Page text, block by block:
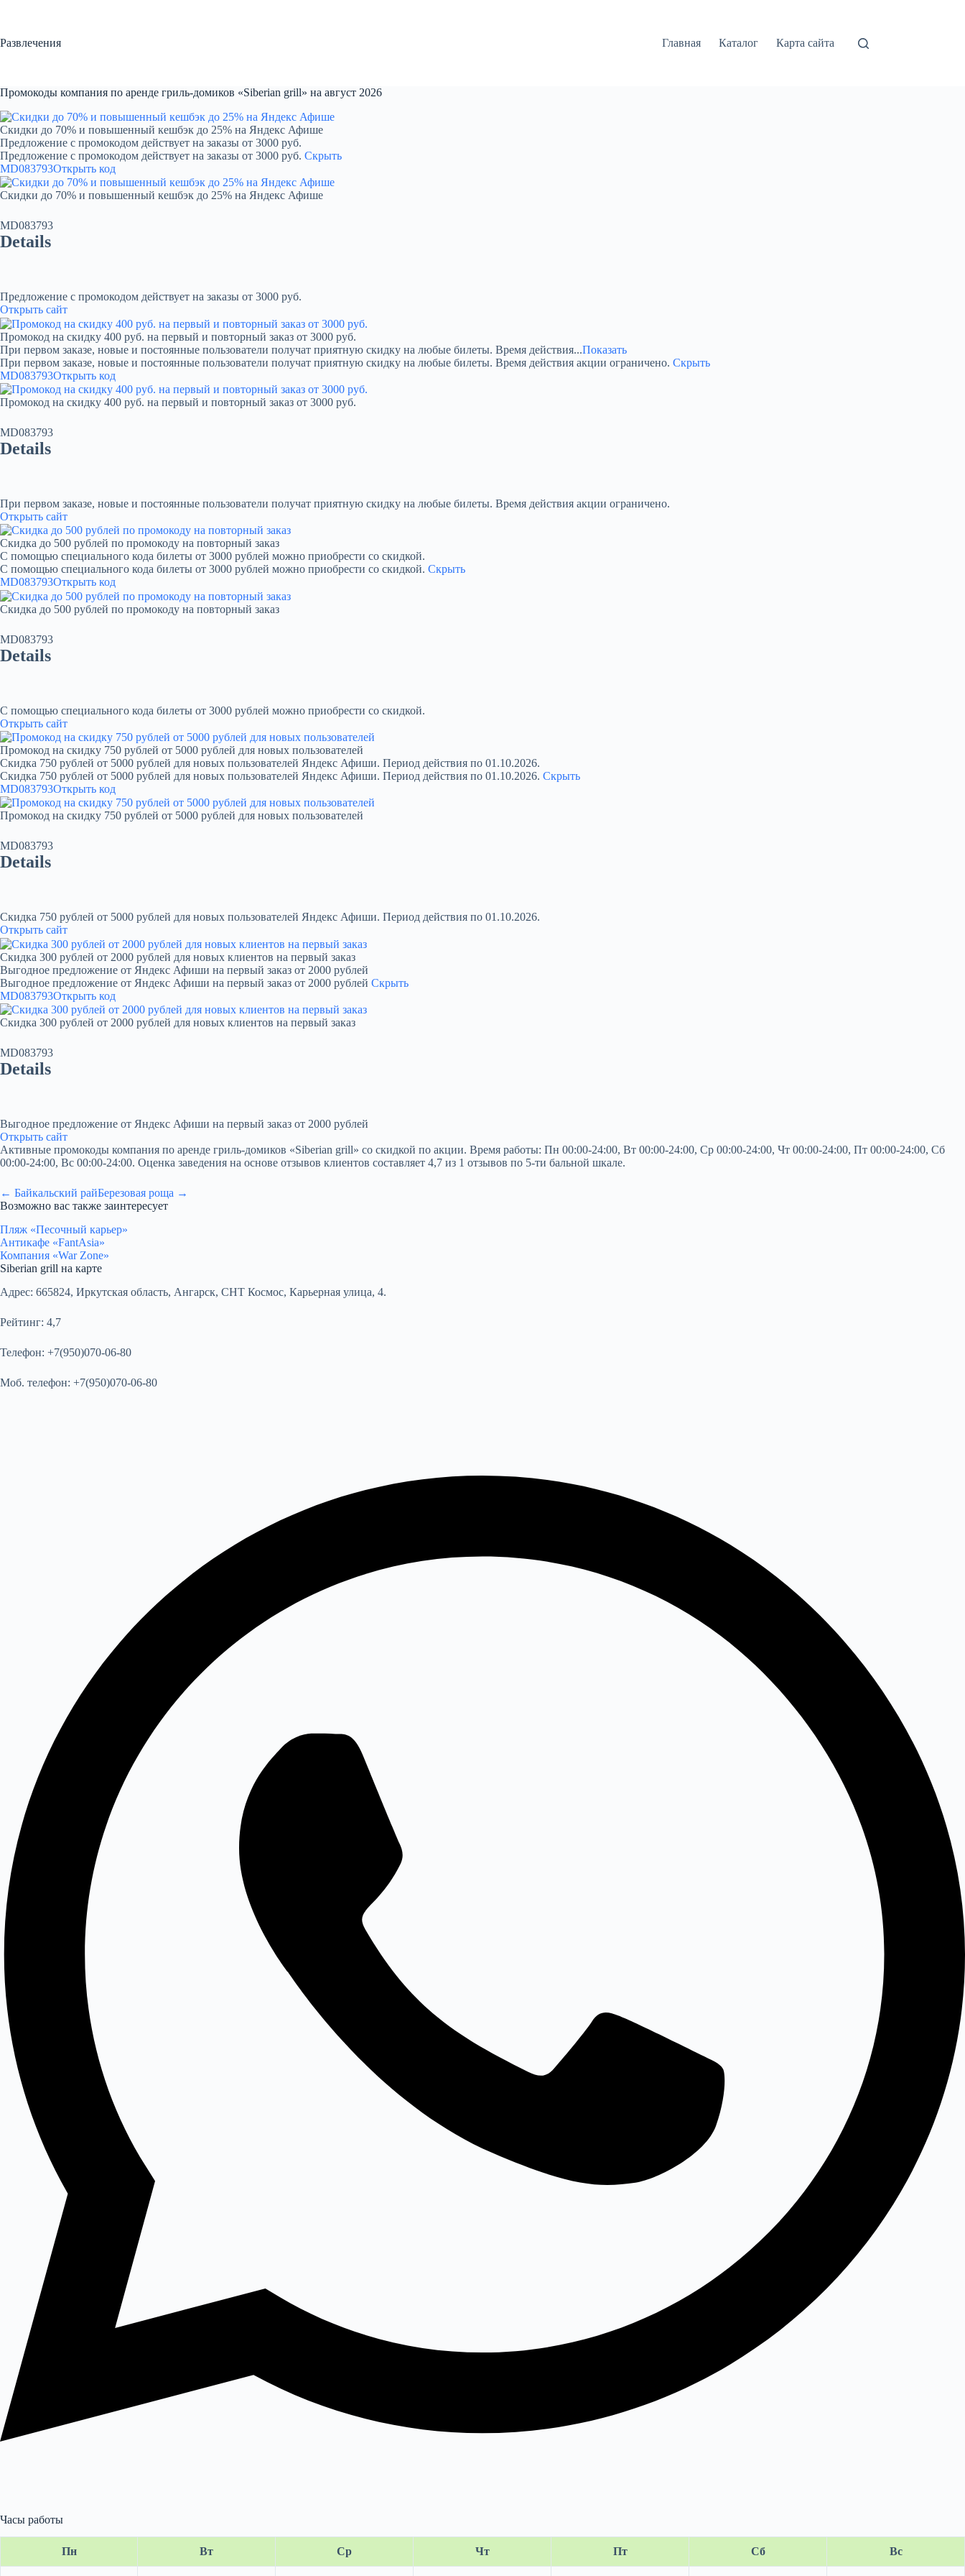
Развлечения
Главная Каталог Карта сайта
Промокоды компания по аренде гриль-домиков «Siberian grill» на август 2026
Скидки до 70% и повышенный кешбэк до 25% на Яндекс Афише
Предложение с промокодом действует на заказы от 3000 руб.
Предложение с промокодом действует на заказы от 3000 руб. Скрыть
MD083793Открыть код
Скидки до 70% и повышенный кешбэк до 25% на Яндекс Афише
MD083793
Details
Предложение с промокодом действует на заказы от 3000 руб.
Открыть сайт
Промокод на скидку 400 руб. на первый и повторный заказ от 3000 руб.
При первом заказе, новые и постоянные пользователи получат приятную скидку на любые билеты. Время действия...Показать
При первом заказе, новые и постоянные пользователи получат приятную скидку на любые билеты. Время действия акции ограничено. Скрыть
MD083793Открыть код
Промокод на скидку 400 руб. на первый и повторный заказ от 3000 руб.
MD083793
Details
При первом заказе, новые и постоянные пользователи получат приятную скидку на любые билеты. Время действия акции ограничено.
Открыть сайт
Скидка до 500 рублей по промокоду на повторный заказ
С помощью специального кода билеты от 3000 рублей можно приобрести со скидкой.
С помощью специального кода билеты от 3000 рублей можно приобрести со скидкой. Скрыть
MD083793Открыть код
Скидка до 500 рублей по промокоду на повторный заказ
MD083793
Details
С помощью специального кода билеты от 3000 рублей можно приобрести со скидкой.
Открыть сайт
Промокод на скидку 750 рублей от 5000 рублей для новых пользователей
Скидка 750 рублей от 5000 рублей для новых пользователей Яндекс Афиши. Период действия по 01.10.2026.
Скидка 750 рублей от 5000 рублей для новых пользователей Яндекс Афиши. Период действия по 01.10.2026. Скрыть
MD083793Открыть код
Промокод на скидку 750 рублей от 5000 рублей для новых пользователей
MD083793
Details
Скидка 750 рублей от 5000 рублей для новых пользователей Яндекс Афиши. Период действия по 01.10.2026.
Открыть сайт
Скидка 300 рублей от 2000 рублей для новых клиентов на первый заказ
Выгодное предложение от Яндекс Афиши на первый заказ от 2000 рублей
Выгодное предложение от Яндекс Афиши на первый заказ от 2000 рублей Скрыть
MD083793Открыть код
Скидка 300 рублей от 2000 рублей для новых клиентов на первый заказ
MD083793
Details
Выгодное предложение от Яндекс Афиши на первый заказ от 2000 рублей
Открыть сайт
Активные промокоды компания по аренде гриль-домиков «Siberian grill» со скидкой по акции. Время работы: Пн 00:00-24:00, Вт 00:00-24:00, Ср 00:00-24:00, Чт 00:00-24:00, Пт 00:00-24:00, Сб
00:00-24:00, Вс 00:00-24:00. Оценка заведения на основе отзывов клиентов составляет 4,7 из 1 отзывов по 5-ти бальной шкале.
← Байкальский райБерезовая роща →
Возможно вас также заинтересует
Пляж «Песочный карьер»
Антикафе «FantAsia»
Компания «War Zone»
Siberian grill на карте
Адрес: 665824, Иркутская область, Ангарск, СНТ Космос, Карьерная улица, 4.
Рейтинг: 4,7
Телефон: +7(950)070-06-80
Моб. телефон: +7(950)070-06-80
Часы работы
Пн Вт Ср Чт Пт Сб Вс